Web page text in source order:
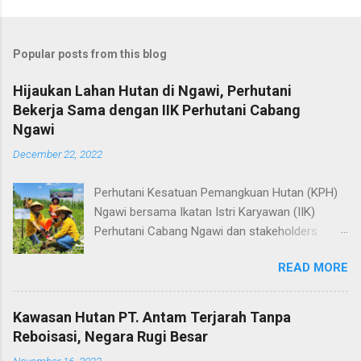
Popular posts from this blog
Hijaukan Lahan Hutan di Ngawi, Perhutani
Bekerja Sama dengan IIK Perhutani Cabang
Ngawi
December 22, 2022
Perhutani Kesatuan Pemangkuan Hutan (KPH)
Ngawi bersama Ikatan Istri Karyawan (IIK)
Perhutani Cabang Ngawi dan stakeholders
kurang dari 2816 plances bibit jenis jati ditanam
di Petak 54N-1, Resort Pemangkuan Hutan
(RPH) Banyubiru, wilayah Bagian Kesatuan
Pemangkuan Hutan (BKPH) Walikukun, Ngawi,
Rabu (21/12). Administratur Perhutani Ngawi
READ MORE
Kawasan Hutan PT. Antam Terjarah Tanpa
Reboisasi, Negara Rugi Besar